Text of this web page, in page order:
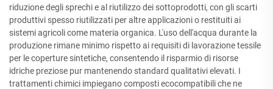
riduzione degli sprechi e al riutilizzo dei sottoprodotti, con gli scarti
produttivi spesso riutilizzati per altre applicazioni o restituiti ai
sistemi agricoli come materia organica. L'uso dell'acqua durante la
produzione rimane minimo rispetto ai requisiti di lavorazione tessile
per le coperture sintetiche, consentendo il risparmio di risorse
idriche preziose pur mantenendo standard qualitativi elevati. I
trattamenti chimici impiegano composti ecocompatibili che ne